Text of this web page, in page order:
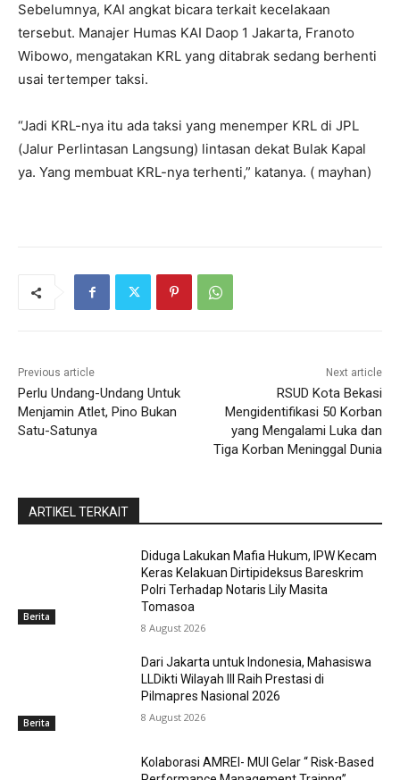
Sebelumnya, KAI angkat bicara terkait kecelakaan
tersebut. Manajer Humas KAI Daop 1 Jakarta, Franoto
Wibowo, mengatakan KRL yang ditabrak sedang berhenti
usai tertemper taksi.
“Jadi KRL-nya itu ada taksi yang menemper KRL di JPL
(Jalur Perlintasan Langsung) lintasan dekat Bulak Kapal
ya. Yang membuat KRL-nya terhenti,” katanya. ( mayhan)
Previous article
Perlu Undang-Undang Untuk
Menjamin Atlet, Pino Bukan
Satu-Satunya
Next article
RSUD Kota Bekasi
Mengidentifikasi 50 Korban
yang Mengalami Luka dan
Tiga Korban Meninggal Dunia
ARTIKEL TERKAIT
Berita
Diduga Lakukan Mafia Hukum, IPW Kecam
Keras Kelakuan Dirtipideksus Bareskrim
Polri Terhadap Notaris Lily Masita
Tomasoa
8 August 2026
Berita
Dari Jakarta untuk Indonesia, Mahasiswa
LLDikti Wilayah III Raih Prestasi di
Pilmapres Nasional 2026
8 August 2026
Kolaborasi AMREI- MUI Gelar “ Risk-Based